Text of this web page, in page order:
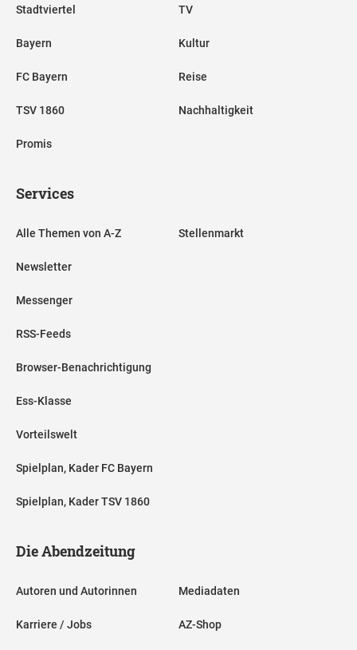
Stadtviertel
Bayern
FC Bayern
TSV 1860
Promis
TV
Kultur
Reise
Nachhaltigkeit
Services
Alle Themen von A-Z
Newsletter
Messenger
RSS-Feeds
Browser-Benachrichtigung
Ess-Klasse
Vorteilswelt
Spielplan, Kader FC Bayern
Spielplan, Kader TSV 1860
Stellenmarkt
Die Abendzeitung
Autoren und Autorinnen
Karriere / Jobs
Mediadaten
AZ-Shop